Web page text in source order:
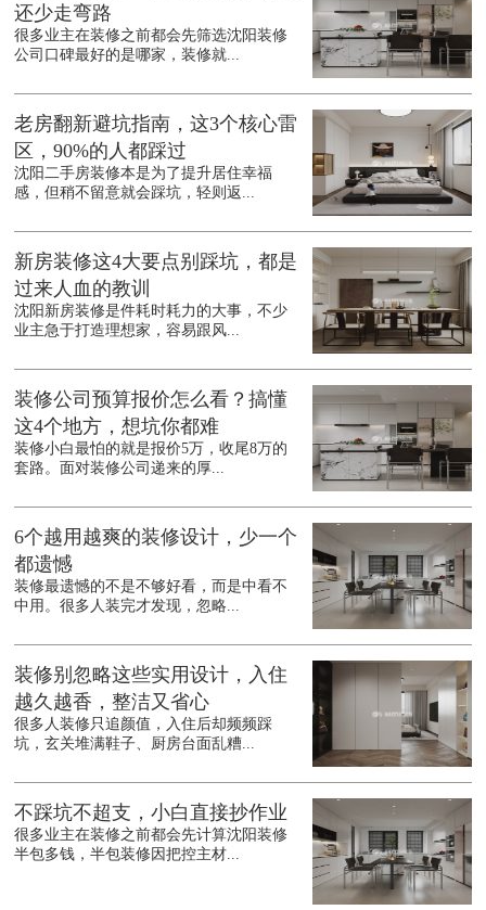
还少走弯路
很多业主在装修之前都会先筛选沈阳装修
公司口碑最好的是哪家，装修就...
老房翻新避坑指南，这3个核心雷
区，90%的人都踩过
沈阳二手房装修本是为了提升居住幸福
感，但稍不留意就会踩坑，轻则返...
新房装修这4大要点别踩坑，都是
过来人血的教训
沈阳新房装修是件耗时耗力的大事，不少
业主急于打造理想家，容易跟风...
装修公司预算报价怎么看？搞懂
这4个地方，想坑你都难
装修小白最怕的就是报价5万，收尾8万的
套路。面对装修公司递来的厚...
6个越用越爽的装修设计，少一个
都遗憾
装修最遗憾的不是不够好看，而是中看不
中用。很多人装完才发现，忽略...
装修别忽略这些实用设计，入住
越久越香，整洁又省心
很多人装修只追颜值，入住后却频频踩
坑，玄关堆满鞋子、厨房台面乱糟...
不踩坑不超支，小白直接抄作业
很多业主在装修之前都会先计算沈阳装修
半包多钱，半包装修因把控主材...